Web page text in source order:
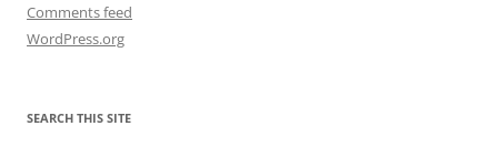
Comments feed
WordPress.org
SEARCH THIS SITE